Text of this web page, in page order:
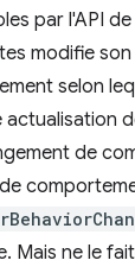
par l'API
modifie
selon
actualisation
de
Mais ne le